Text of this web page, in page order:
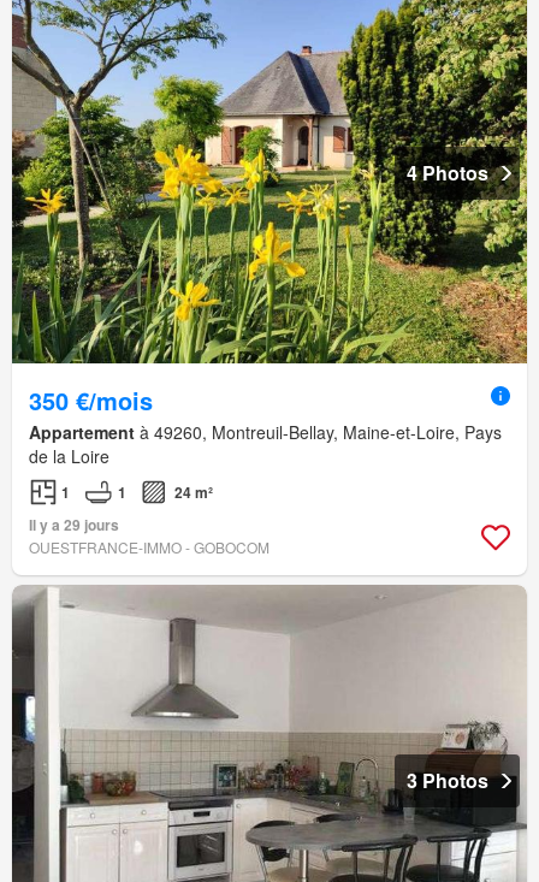
4 Photos
350 €/mois
Appartement à 49260, Montreuil-Bellay, Maine-et-Loire, Pays
de la Loire
1 1
24 m²
Il y a 29 jours
OUESTFRANCE-IMMO - GOBOCOM
3 Photos